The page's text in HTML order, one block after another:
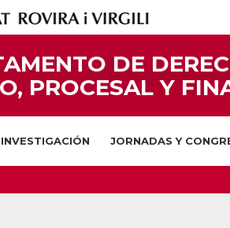
DE
PROCESAL Y
INVESTIGACIÓN JORNADAS Y